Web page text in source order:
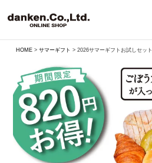
HOME サマーギフト 2026サマーギフトお試しセット